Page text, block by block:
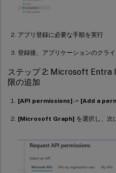
アプリ登録に必要な手順を実行
登録後、アプリケーションのクラ
ステップ 2: Microsoft Entra
限の追加
[API permissions]-> [Add a
[Microsoft Graph] を選択し、次